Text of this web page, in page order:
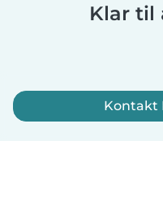
Klar til
Kontakt